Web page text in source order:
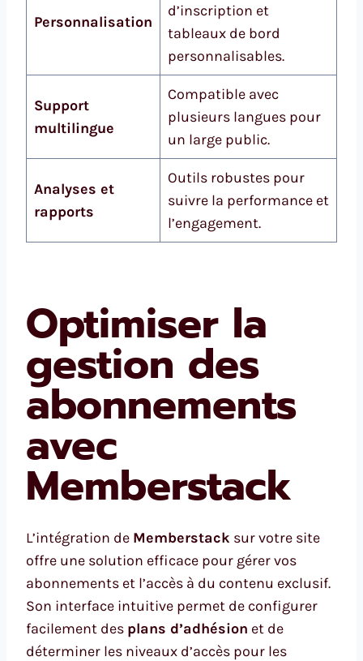
Personnalisation
d’inscription et
tableaux de bord
personnalisables.
Support
multilingue
Compatible avec
plusieurs langues pour
un large public.
Analyses et
rapports
Outils robustes pour
suivre la performance et
l’engagement.
Optimiser la
gestion des
abonnements
avec
Memberstack
L’intégration de Memberstack sur votre site
offre une solution efficace pour gérer vos
abonnements et l’accès à du contenu exclusif.
Son interface intuitive permet de configurer
facilement des plans d’adhésion et de
déterminer les niveaux d’accès pour les